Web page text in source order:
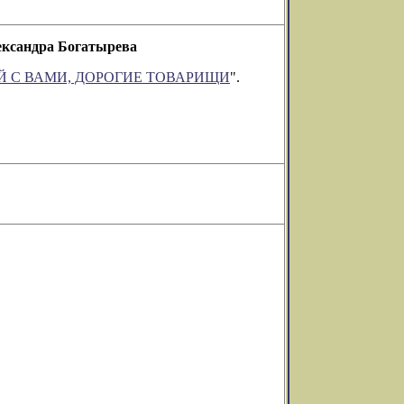
Богатырева
С ВАМИ, ДОРОГИЕ ТОВАРИЩИ".